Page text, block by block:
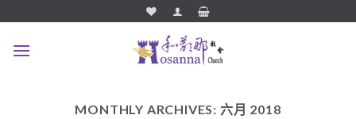
content
MONTHLY ARCHIVES: 六月 2018